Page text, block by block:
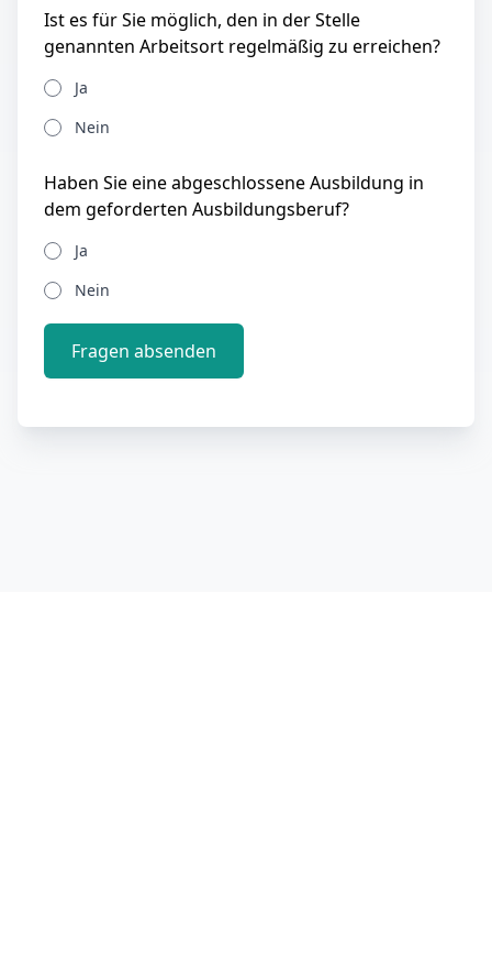
Ist es für Sie möglich, den in der Stelle
genannten Arbeitsort regelmäßig zu erreichen?
Ja
Nein
Haben Sie eine abgeschlossene Ausbildung in
dem geforderten Ausbildungsberuf?
Ja
Nein
Fragen absenden